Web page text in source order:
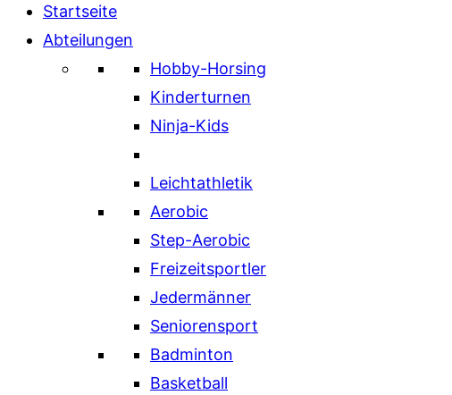
Startseite
Abteilungen
Hobby-Horsing
Kinderturnen
Ninja-Kids
Leichtathletik
Aerobic
Step-Aerobic
Freizeitsportler
Jedermänner
Seniorensport
Badminton
Basketball